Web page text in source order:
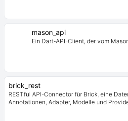
mason_api
Ein Dart-API-Client, der vom
brick_rest
RESTful API-Connector für Brick, eine
Annotationen, Adapter, Modelle und